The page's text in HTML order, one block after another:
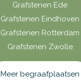
Grafstenen Ede
Grafstenen Eindhoven
Grafstenen Rotterdam
Grafstenen Zwolle
Meer begraafplaatsen